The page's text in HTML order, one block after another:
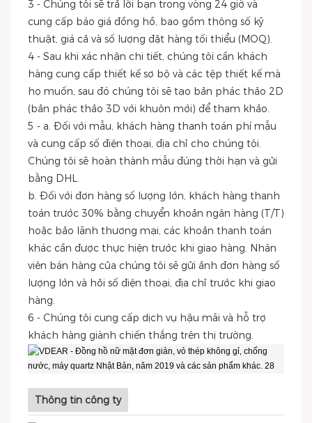
3 - Chúng tôi sẽ trả lời bạn trong vòng 24 giờ và
cung cấp báo giá đồng hồ, bao gồm thông số kỹ
thuật, giá cả và số lượng đặt hàng tối thiểu (MOQ).
4 - Sau khi xác nhận chi tiết, chúng tôi cần khách
hàng cung cấp thiết kế sơ bộ và các tệp thiết kế mà
họ muốn, sau đó chúng tôi sẽ tạo bản phác thảo 2D
(bản phác thảo 3D với khuôn mới) để tham khảo.
5 - a. Đối với mẫu, khách hàng thanh toán phí mẫu
và cung cấp số điện thoại, địa chỉ cho chúng tôi.
Chúng tôi sẽ hoàn thành mẫu đúng thời hạn và gửi
bằng DHL.
b. Đối với đơn hàng số lượng lớn, khách hàng thanh
toán trước 30% bằng chuyển khoản ngân hàng (T/T)
hoặc bảo lãnh thương mại, các khoản thanh toán
khác cần được thực hiện trước khi giao hàng. Nhân
viên bán hàng của chúng tôi sẽ gửi ảnh đơn hàng số
lượng lớn và hỏi số điện thoại, địa chỉ trước khi giao
hàng.
6 - Chúng tôi cung cấp dịch vụ hậu mãi và hỗ trợ
khách hàng giành chiến thắng trên thị trường.
Thông tin công ty